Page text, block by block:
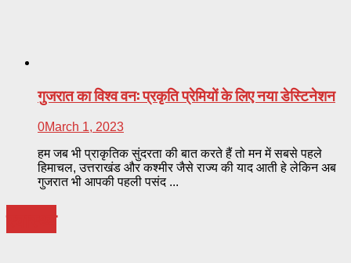
गुजरात का विश्व वन: प्रकृति प्रेमियों के लिए नया डेस्टिनेशन
0March 1, 2023
हम जब भी प्राकृतिक सुंदरता की बात करते हैं तो मन में सबसे पहले
हिमाचल, उत्तराखंड और कश्मीर जैसे राज्य की याद आती हे लेकिन अब
गुजरात भी आपकी पहली पसंद ...